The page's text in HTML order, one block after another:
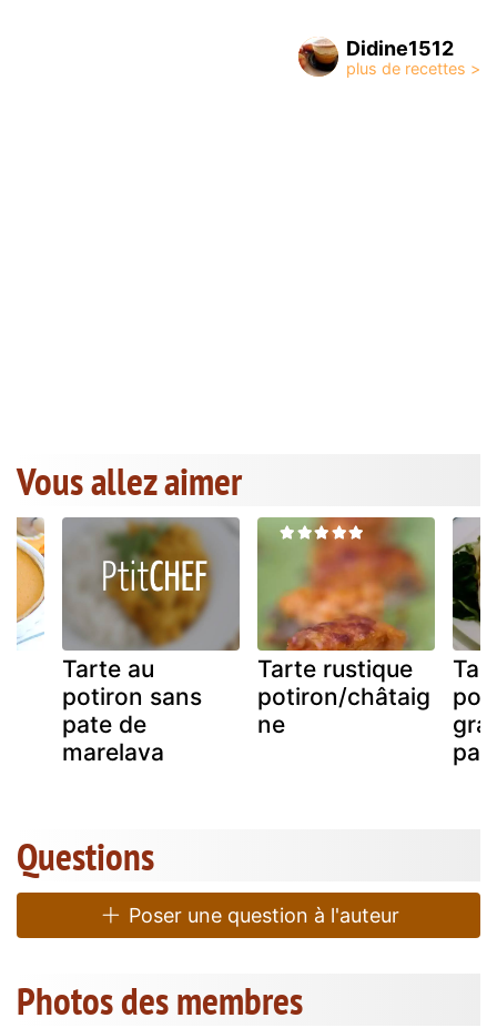
Didine1512
Vous allez aimer
Tarte au
potiron sans
pate de
marelava
Tarte rustique
potiron/châtaig
ne
Questions
Poser une question à l'auteur
Photos des membres